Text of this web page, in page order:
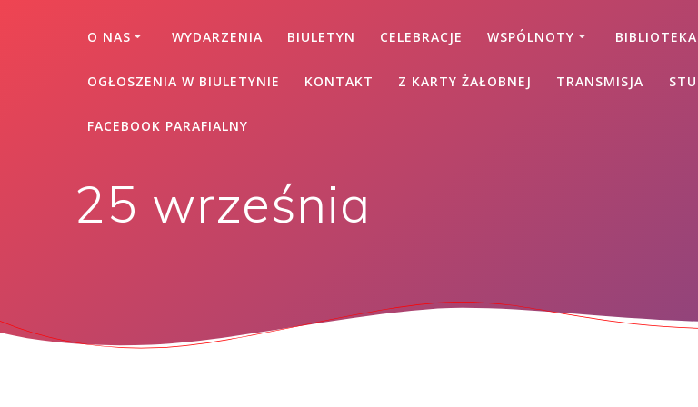
O NAS WYDARZENIA BIULETYN CELEBRACJE WSPÓLNOTY BIBLIOTEKA
OGŁOSZENIA W BIULETYNIE KONTAKT Z KARTY ŻAŁOBNEJ TRANSMISJA
FACEBOOK PARAFIALNY
25 września